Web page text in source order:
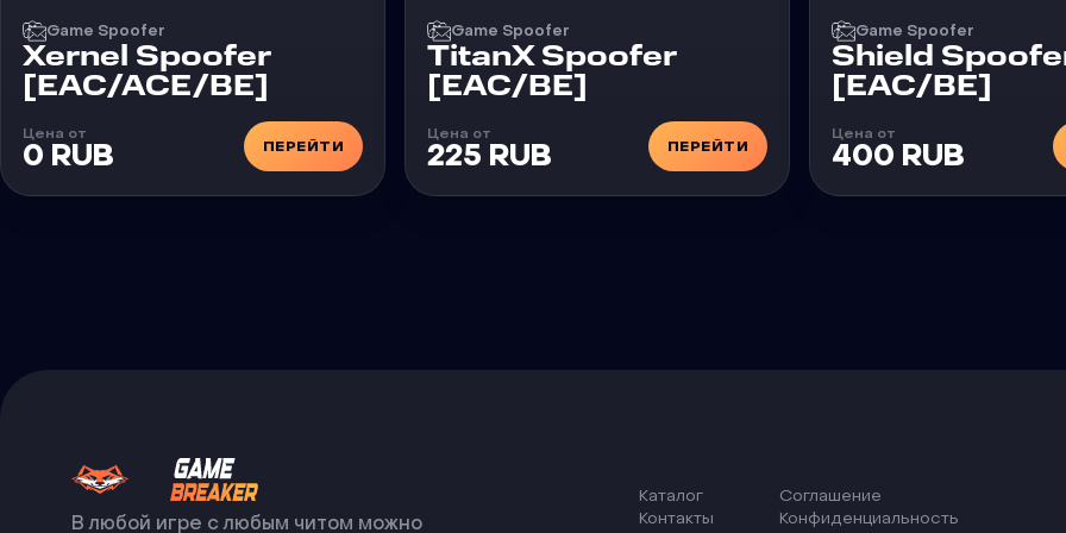
Game Spoofer
Xernel Spoofer
[EAC/ACE/BE]
Цена от
0 RUB ПЕРЕЙТИ
Game Spoofer
TitanX Spoofer
[EAC/BE]
Цена от
225 RUB ПЕРЕЙТИ
Game Spoofer
Shield
[EAC/BE]
Цена от
400 RUB
В любой игре с любым читом можно
Каталог
Контакты
Соглашение
Конфиденциальность